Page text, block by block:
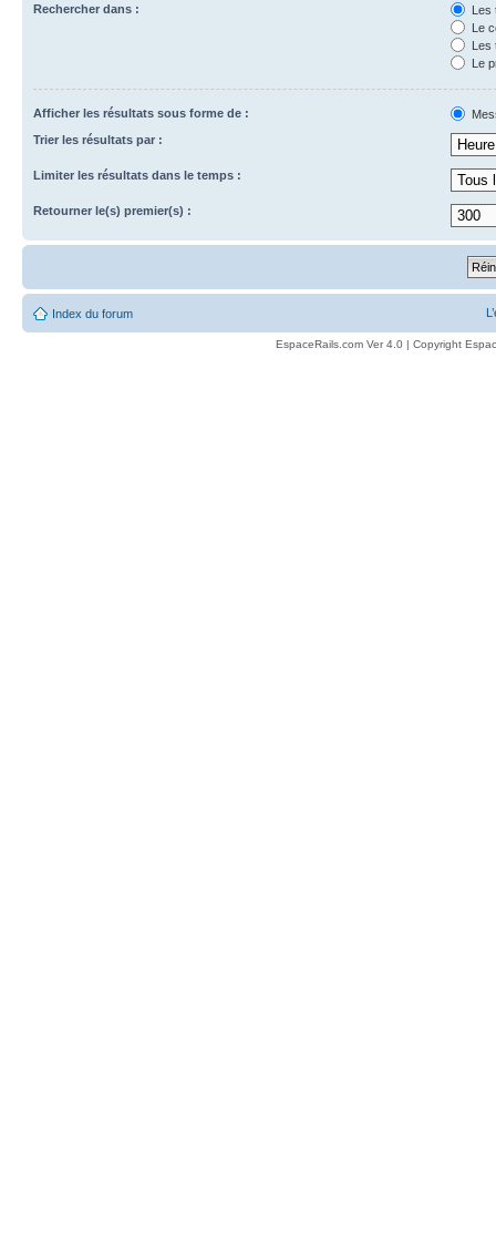
Rechercher dans :
Les
Le
Les
Le
Afficher les résultats sous forme de :
Trier les résultats par :
Limiter les résultats dans le temps :
Retourner le(s) premier(s) :
Index du forum
EspaceRails.com Ver 4.0 | Copyright